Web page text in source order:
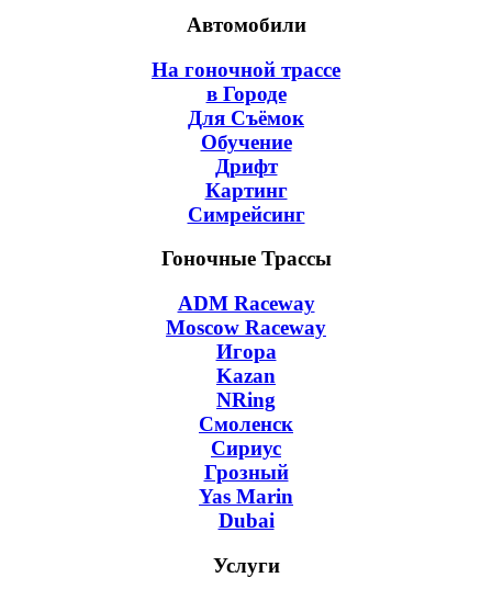
Автомобили
На гоночной трассе
в Городе
Для Съёмок
Обучение
Дрифт
Картинг
Симрейсинг
Гоночные Трассы
ADM Raceway
Moscow Raceway
Игора
Kazan
NRing
Смоленск
Сириус
Грозный
Yas Marin
Dubai
Услуги